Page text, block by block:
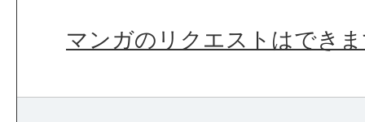
マンガのリクエストはでき